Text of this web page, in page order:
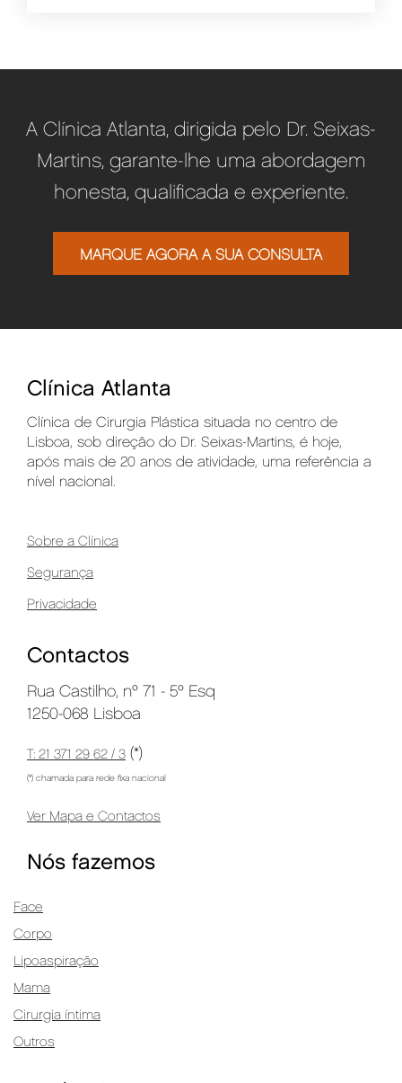
A Clínica Atlanta, dirigida pelo Dr. Seixas-
Martins, garante-lhe uma abordagem
honesta, qualificada e experiente.
MARQUE AGORA A SUA CONSULTA
Clínica Atlanta
Clínica de Cirurgia Plástica situada no centro de
Lisboa, sob direção do Dr. Seixas-Martins, é hoje,
após mais de 20 anos de atividade, uma referência a
nível nacional.
Sobre a Clínica
Segurança
Privacidade
Contactos
Rua Castilho, nº 71 - 5º Esq
1250-068 Lisboa
T: 21 371 29 62 / 3 (*)
(*) chamada para rede fixa nacional
Ver Mapa e Contactos
Nós fazemos
Face
Corpo
Lipoaspiração
Mama
Cirurgia íntima
Outros